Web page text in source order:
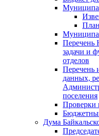
Перечень
задачи и
отделов
Перечень
данных,
поселения
Проверки
Дума